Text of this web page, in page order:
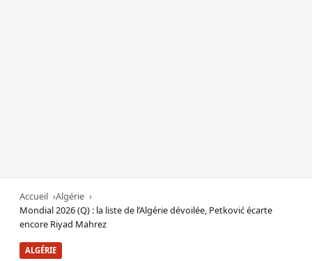
Accueil
Algérie
Mondial 2026 (Q) : la liste de l’Algérie dévoilée, Petković écarte
encore Riyad Mahrez
ALGÉRIE